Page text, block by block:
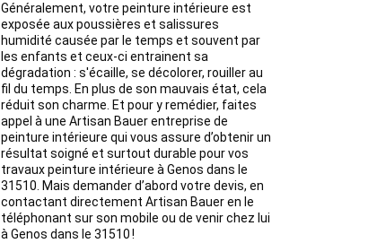
Généralement, votre peinture intérieure est
exposée aux poussières et salissures
humidité causée par le temps et souvent par
les enfants et ceux-ci entrainent sa
dégradation : s'écaille, se décolorer, rouiller au
fil du temps. En plus de son mauvais état, cela
réduit son charme. Et pour y remédier, faites
appel à une Artisan Bauer entreprise de
peinture intérieure qui vous assure d’obtenir un
résultat soigné et surtout durable pour vos
travaux peinture intérieure à Genos dans le
31510. Mais demander d’abord votre devis, en
contactant directement Artisan Bauer en le
téléphonant sur son mobile ou de venir chez lui
à Genos dans le 31510 !